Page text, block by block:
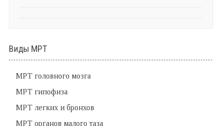
Виды МРТ
МРТ головного мозга
МРТ гипофиза
МРТ легких и бронхов
МРТ органов малого таза